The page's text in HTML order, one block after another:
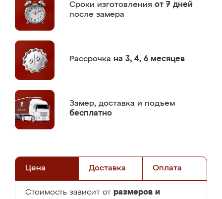
Сроки изготовления от 7 дней
после замера
Рассрочка на 3, 4, 6 месяцев
Замер, доставка и подъем
бесплатно
Цена Доставка Оплата
Стоимость зависит от размеров и